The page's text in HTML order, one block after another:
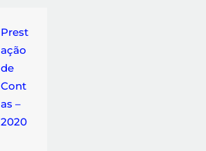
Prest
ação
de
Cont
as –
2020